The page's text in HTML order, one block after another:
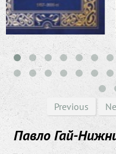
Previous
Павло Гай-